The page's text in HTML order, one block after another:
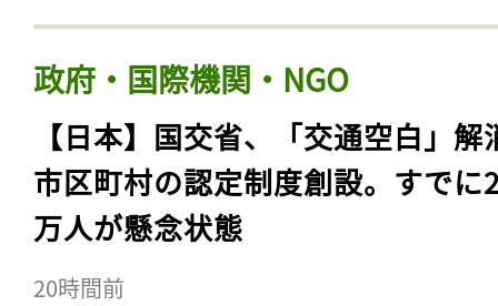
政府・国際機関・NGO
【日本】国交省、「交通空白」解
市区町村の認定制度創設。すでに
万人が懸念状態
20時間前